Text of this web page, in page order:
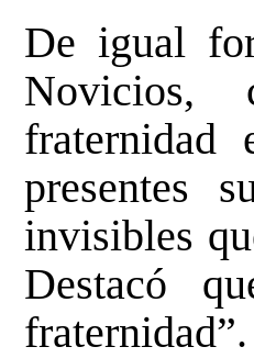
De igual
Novicios,
presentes
invisibles
Destacó
fraternidad”.